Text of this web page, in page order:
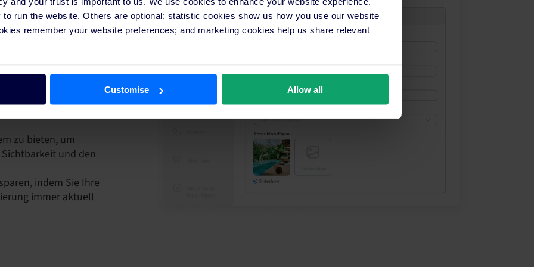
run the website. Others are optional: statistic cookies show us how you use our website
remember your website preferences; and marketing cookies help us share relevant
Customise Allow all
Bildern und
selbst zu werben und
einen Aufenthalt zu
zu bieten, um
und den
indem Sie Ihre
immer aktuell